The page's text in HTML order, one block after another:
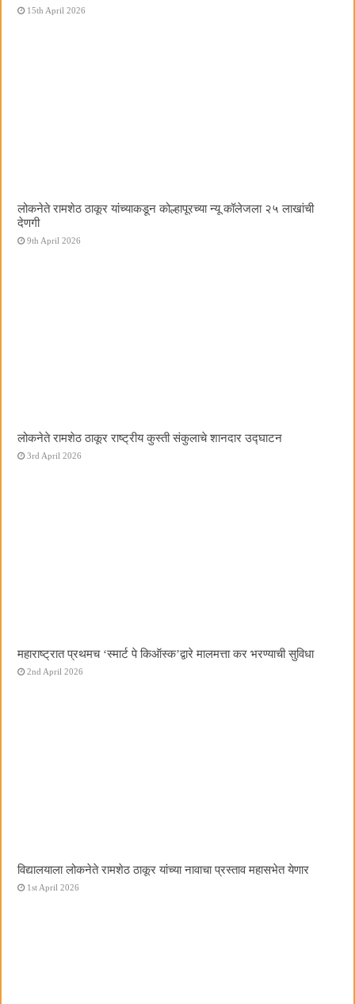
15th April 2026
लोकनेते रामशेठ ठाकूर यांच्याकडून कोल्हापूरच्या न्यू कॉलेजला २५ लाखांची
देणगी
9th April 2026
लोकनेते रामशेठ ठाकूर राष्ट्रीय कुस्ती संकुलाचे शानदार उद्घाटन
3rd April 2026
महाराष्ट्रात प्रथमच ‌‘स्मार्ट पे किऑस्क‌’द्वारे मालमत्ता कर भरण्याची सुविधा
2nd April 2026
विद्यालयाला लोकनेते रामशेठ ठाकूर यांच्या नावाचा प्रस्ताव महासभेत येणार
1st April 2026